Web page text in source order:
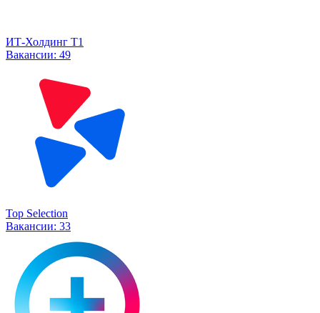
ИТ-Холдинг Т1
Вакансии: 49
Top Selection
Вакансии: 33